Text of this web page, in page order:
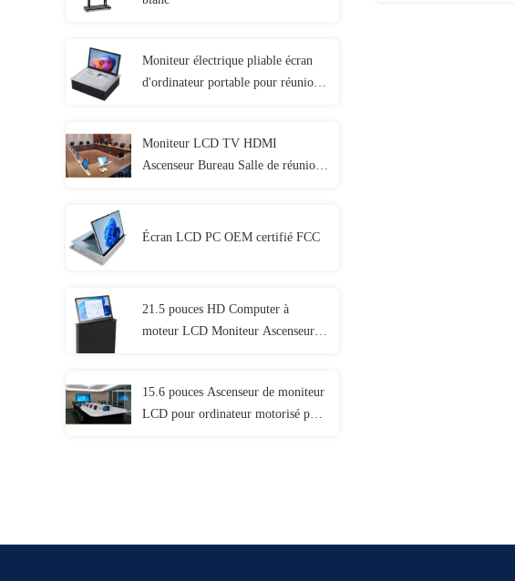
Moniteur électrique pliable écran
d'ordinateur portable pour réunions
Moniteur LCD TV HDMI
Ascenseur Bureau Salle de réunion
Écran LCD PC OEM certifié FCC
21.5 pouces HD Computer à
moteur LCD Moniteur Ascenseur
15.6 pouces Ascenseur de moniteur
LCD pour ordinateur motorisé pour